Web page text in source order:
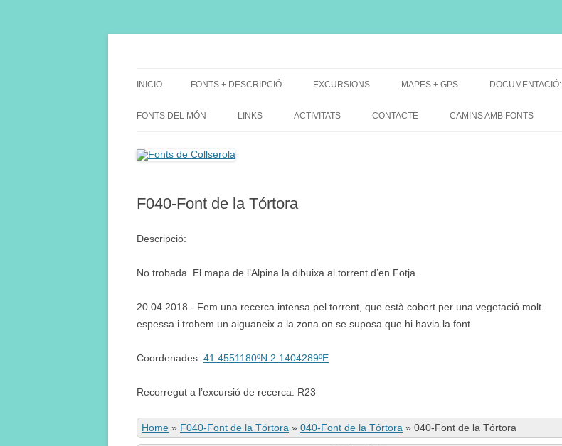
INICIO FONTS + DESCRIPCIÓ EXCURSIONS
DE GRUP
MAPES + GPS
MAPES EXCURSIONS
DOCUMENTACIÓ:
FONTS DEL MÓN LINKS ACTIVITATS CONTACTE CAMINS AMB FONTS
F040-Font de la Tórtora
Descripció:
No trobada. El mapa de l’Alpina la dibuixa al torrent d’en Fotja.
20.04.2018.- Fem una recerca intensa pel torrent, que està cobert per una vegetació molt
espessa i trobem un aiguaneix a la zona on se suposa que hi havia la font.
Coordenades: 41.4551180ºN 2.1404289ºE
Recorregut a l’excursió de recerca: R23
Home » F040-Font de la Tórtora » 040-Font de la Tórtora » 040-Font de la Tórtora